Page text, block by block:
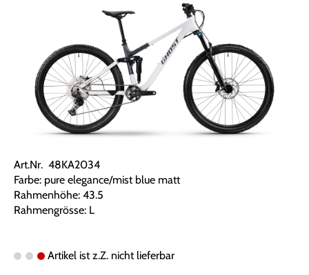
Art.Nr. 48KA2034
Farbe: pure elegance/mist blue matt
Rahmenhöhe: 43.5
Rahmengrösse: L
Artikel ist z.Z. nicht lieferbar